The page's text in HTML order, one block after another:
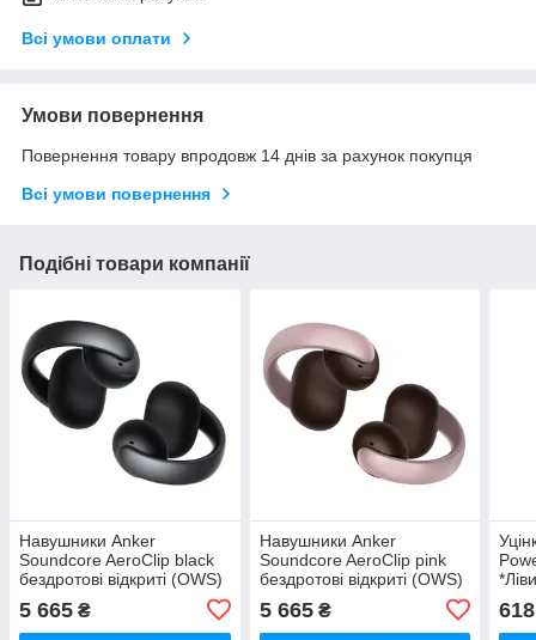
Всі умови оплати
Умови повернення
Повернення товару впродовж 14 днів за рахунок покупця
Всі умови повернення
Подібні товари компанії
Навушники Anker
Soundcore AeroClip black
бездротові відкриті (OWS)
5 665 ₴
Навушники Anker
Soundcore AeroClip pink
бездротові відкриті (OWS)
5 665₴ 618